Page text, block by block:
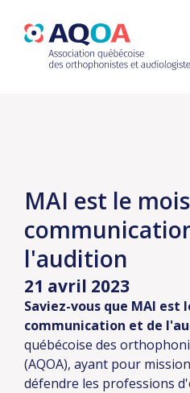
MAI est le
l'audition
21 avril 2023
Saviez-vous que MAI est
communication et de
québécoise des
(AQOA), ayant pour
défendre les professions